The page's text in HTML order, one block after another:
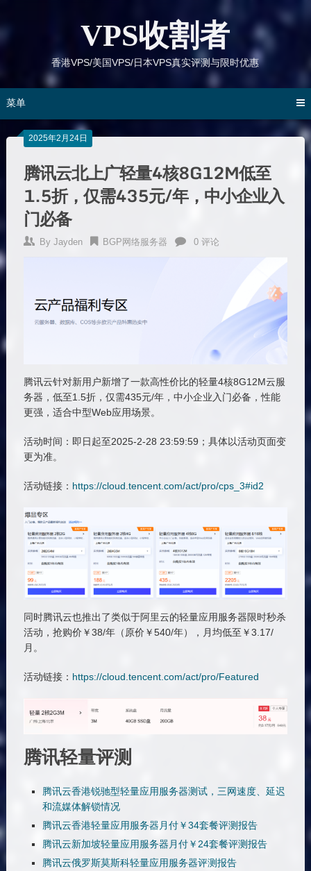
VPS收割者
香港VPS/美国VPS/日本VPS真实评测与限时优惠
菜单
2025年2月24日
腾讯云北上广轻量4核8G12M低至
1.5折，仅需435元/年，中小企业入
门必备
By Jayden BGP网络服务器 0 评论
腾讯云针对新用户新增了一款高性价比的轻量4核8G12M云服
务器，低至1.5折，仅需435元/年，中小企业入门必备，性能
更强，适合中型Web应用场景。
活动时间：即日起至2025-2-28 23:59:59；具体以活动页面变
更为准。
活动链接： https://cloud.tencent.com/act/pro/cps_3#id2
同时腾讯云也推出了类似于阿里云的轻量应用服务器限时秒杀
活动，抢购价￥38/年（原价￥540/年），月均低至￥3.17/
月。
活动链接： https://cloud.tencent.com/act/pro/Featured
腾讯轻量评测
腾讯云香港锐驰型轻量应用服务器测试，三网速度、延迟
和流媒体解锁情况
腾讯云香港轻量应用服务器月付￥34套餐评测报告
腾讯云新加坡轻量应用服务器月付￥24套餐评测报告
腾讯云俄罗斯莫斯科轻量应用服务器评测报告